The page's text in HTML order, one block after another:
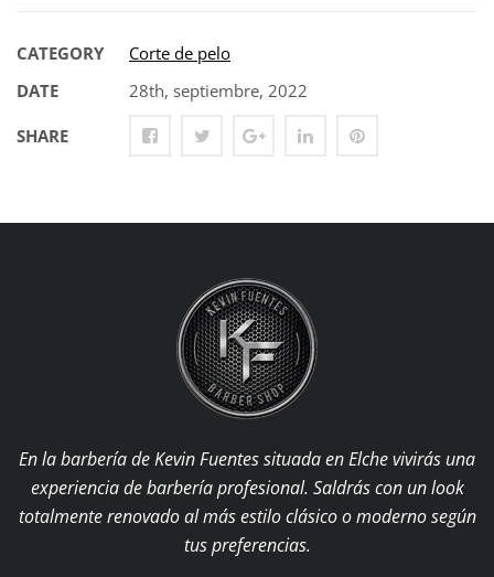
CATEGORY
Corte de pelo
DATE
28th, septiembre, 2022
SHARE
En la barbería de Kevin Fuentes situada en Elche vivirás una
experiencia de barbería profesional. Saldrás con un look
totalmente renovado al más estilo clásico o moderno según
tus preferencias.